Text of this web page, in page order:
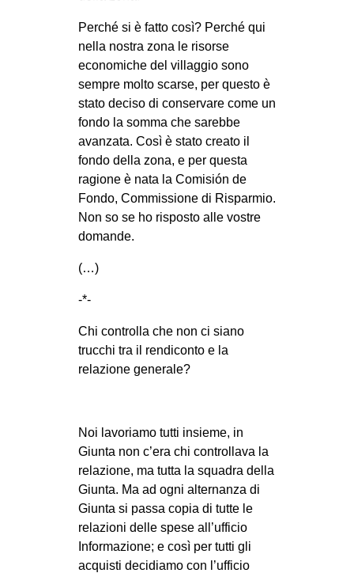
Perché si è fatto così? Perché qui
nella nostra zona le risorse
economiche del villaggio sono
sempre molto scarse, per questo è
stato deciso di conservare come un
fondo la somma che sarebbe
avanzata. Così è stato creato il
fondo della zona, e per questa
ragione è nata la Comisión de
Fondo, Commissione di Risparmio.
Non so se ho risposto alle vostre
domande.
(…)
-*-
Chi controlla che non ci siano
trucchi tra il rendiconto e la
relazione generale?
Noi lavoriamo tutti insieme, in
Giunta non c’era chi controllava la
relazione, ma tutta la squadra della
Giunta. Ma ad ogni alternanza di
Giunta si passa copia di tutte le
relazioni delle spese all’ufficio
Informazione; e così per tutti gli
acquisti decidiamo con l’ufficio